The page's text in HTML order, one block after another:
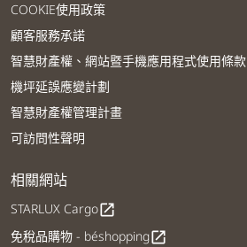
COOKIE使用政策
顧客服務承諾
智慧財產權、網站暨手機應用程式使用條款
機坪延誤應變計劃
智慧財產權管理計畫
可訪問性聲明
相關網站
STARLUX Cargoopen_in_new
免稅品購物 - béshoppingopen_in_new